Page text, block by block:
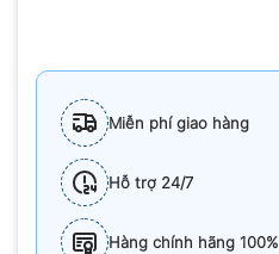
Miễn phí giao hàng
Hỗ trợ 24/7
Hàng chính hãng 100%